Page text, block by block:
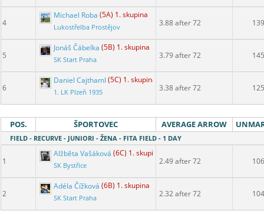
4
Michael Roba (5A) 1. skupina
Lukostřelba Prostějov 3.88 after 72 139
5
Jonáš Čábelka (5B) 1. skupina
SK Start Praha 3.79 after 72 145
6
Daniel Cajthaml (5C) 1. skupina
1. LK Plzeň 1935 3.38 after 72 125
POS. ŠPORTOVEC AVERAGE ARROW
FIELD - RECURVE - JUNIORI - ŽENA - FITA FIELD - 1 DAY
1
Alžběta Vašáková (6C) 1. skupina
SK Bystřice 2.49 after 72 106
2
Adéla Čížková (6B) 1. skupina
SK Start Praha 2.32 after 72 104